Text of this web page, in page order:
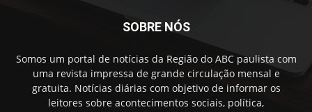
SOBRE NÓS
Somos um portal de notícias da Região do ABC paulista com
uma revista impressa de grande circulação mensal e
gratuita. Notícias diárias com objetivo de informar os
leitores sobre acontecimentos sociais, política,